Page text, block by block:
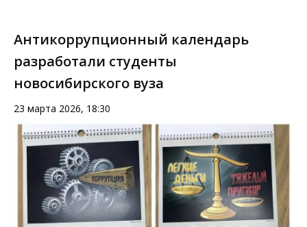
Антикоррупционный календарь
разработали студенты
новосибирского вуза
23 марта 2026, 18:30